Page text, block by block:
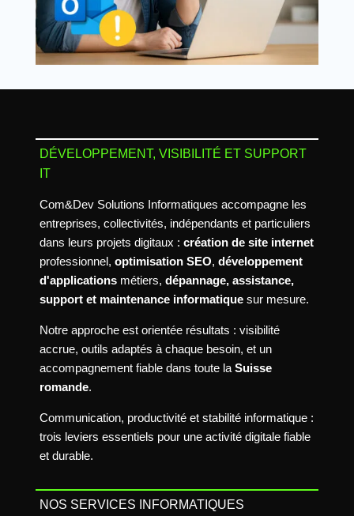
DÉVELOPPEMENT, VISIBILITÉ ET SUPPORT
IT
Com&Dev Solutions Informatiques accompagne les
entreprises, collectivités, indépendants et particuliers
dans leurs projets digitaux : création de site internet
professionnel, optimisation SEO, développement
d'applicationsmétiers, dépannage, assistance,
support et maintenance informatiquesur mesure.
Notre approche est orientée résultats : visibilité
accrue, outils adaptés à chaque besoin, et un
accompagnement fiable dans toute la Suisse
romande.
Communication, productivité et stabilité informatique :
trois leviers essentiels pour une activité digitale fiable
et durable.
NOS SERVICES INFORMATIQUES